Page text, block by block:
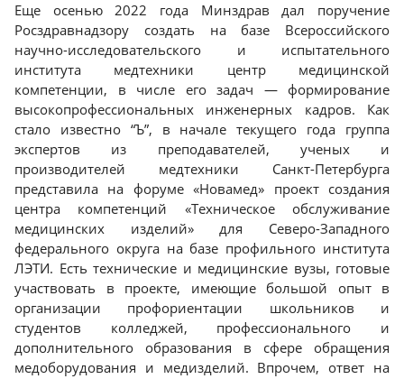
Еще осенью 2022 года Минздрав дал поручение
Росздравнадзору создать на базе Всероссийского
научно-исследовательского и испытательного
института медтехники центр медицинской
компетенции, в числе его задач — формирование
высокопрофессиональных инженерных кадров. Как
стало известно “Ъ”, в начале текущего года группа
экспертов из преподавателей, ученых и
производителей медтехники Санкт-Петербурга
представила на форуме «Новамед» проект создания
центра компетенций «Техническое обслуживание
медицинских изделий» для Северо-Западного
федерального округа на базе профильного института
ЛЭТИ. Есть технические и медицинские вузы, готовые
участвовать в проекте, имеющие большой опыт в
организации профориентации школьников и
студентов колледжей, профессионального и
дополнительного образования в сфере обращения
медоборудования и медизделий. Впрочем, ответ на